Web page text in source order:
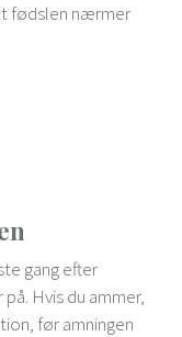
fødslen nærmer
gang efter
Hvis du ammer,
før amningen